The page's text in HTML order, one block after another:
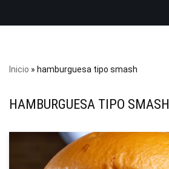
Inicio » hamburguesa tipo smash
HAMBURGUESA TIPO SMASH